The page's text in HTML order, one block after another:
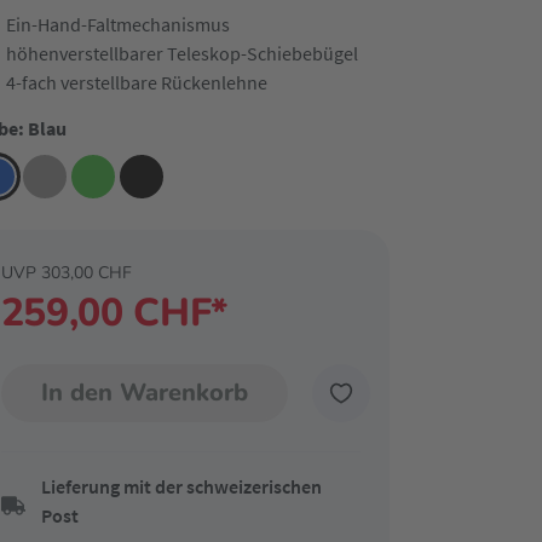
Ein-Hand-Faltmechanismus
höhenverstellbarer Teleskop-Schiebebügel
4-fach verstellbare Rückenlehne
Blau
259,00 CHF*
UVP 303,00 CHF
In den Warenkorb
Lieferung mit der schweizerischen
Post